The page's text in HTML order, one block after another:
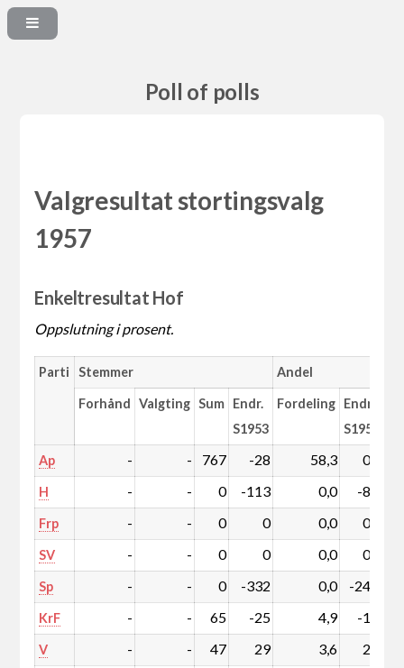
Poll of polls
Valgresultat stortingsvalg
1957
Enkeltresultat Hof
Oppslutning i prosent.
Parti Stemmer Andel
Forhånd Valgting Sum Endr.
S1953
Fordeling Endr.
S1953
Ap - - 767 -28 58,3 0,4
H - - 0 -113 0,0 -8,2
Frp - - 0 0 0,0 0,0
SV - - 0 0 0,0 0,0
Sp - - 0 -332 0,0 -24,2
KrF - - 65 -25 4,9 -1,6
V - - 47 29 3,6 2,3